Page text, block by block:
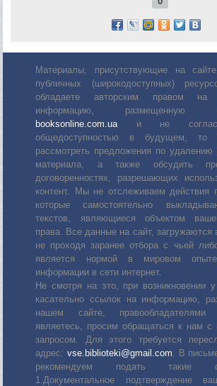
Материалы, присутствующие на
публичных (широкодоступных)
обладаете авторским правом
информацию,
booksonline.com.uaи не
общедоступностью в будущем, то
рассмотреть предложения по удалению
материала, а также обсудить
договоренностях, разрешающих
контент. Мы не отслеживаем действия
которые самостоятельно
текстов, являющиеся объектом
права. Все данные на сайт, загружаются
не проходя заранее отбора с чьей
является нормой в мировом
информации в сети интернет.
Не смотря на это, при возникновении
касательно ссылок на информацию,
нашем сайте,
являетесь, просим обращаться к нам с
запросом. Для этого требуется
адрес: vse.biblioteki@gmail.com. В
рекомендуем подать такие
1.Документальное подтверждение